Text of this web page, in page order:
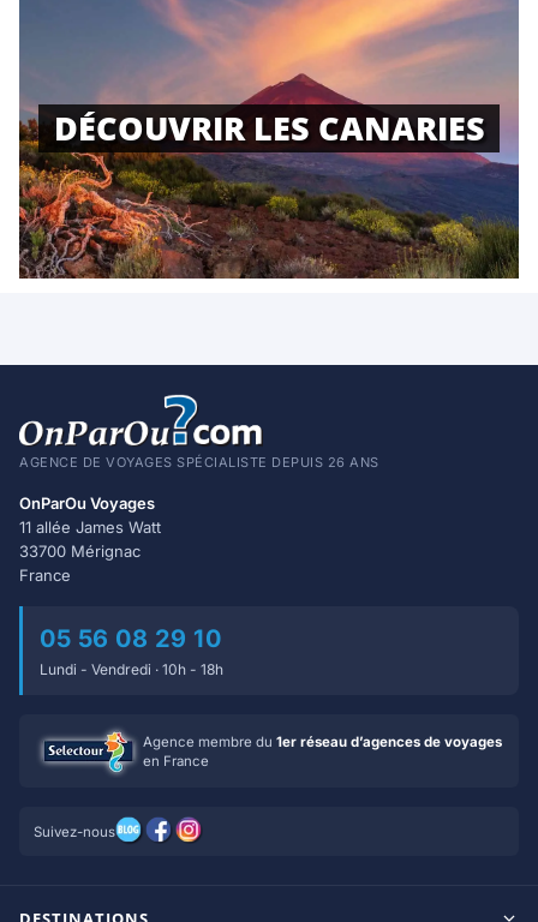
DÉCOUVRIR LES CANARIES
AGENCE DE VOYAGES SPÉCIALISTE DEPUIS 26 ANS
OnParOu Voyages
11 allée James Watt
33700 Mérignac
France
05 56 08 29 10
Lundi - Vendredi · 10h - 18h
Agence membre du 1er réseau d’agences de voyages
en France
Suivez-nous